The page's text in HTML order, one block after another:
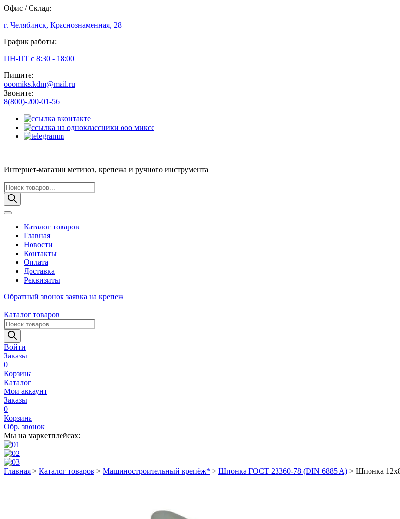
Офис / Склад:
г. Челябинск, Краснознаменная, 28
График работы:
ПН-ПТ с 8:30 - 18:00
Пишите:
ooomiks.kdm@mail.ru
Звоните:
8(800)-200-01-56
Интернет-магазин метизов, крепежа и ручного инструмента
Поиск
товаров
Каталог товаров
Главная
Новости
Контакты
Оплата
Доставка
Реквизиты
Обратный звонок заявка на крепеж
Каталог товаров
Поиск
товаров
Войти
Заказы
0
Корзина
Каталог
Мой аккаунт
Заказы
0
Корзина
Обр. звонок
Мы на маркетплейсах:
Главная > Каталог товаров > Машиностроительный крепёж* > Шпонка ГОСТ 23360-78 (DIN 6885 A) > Шпонка